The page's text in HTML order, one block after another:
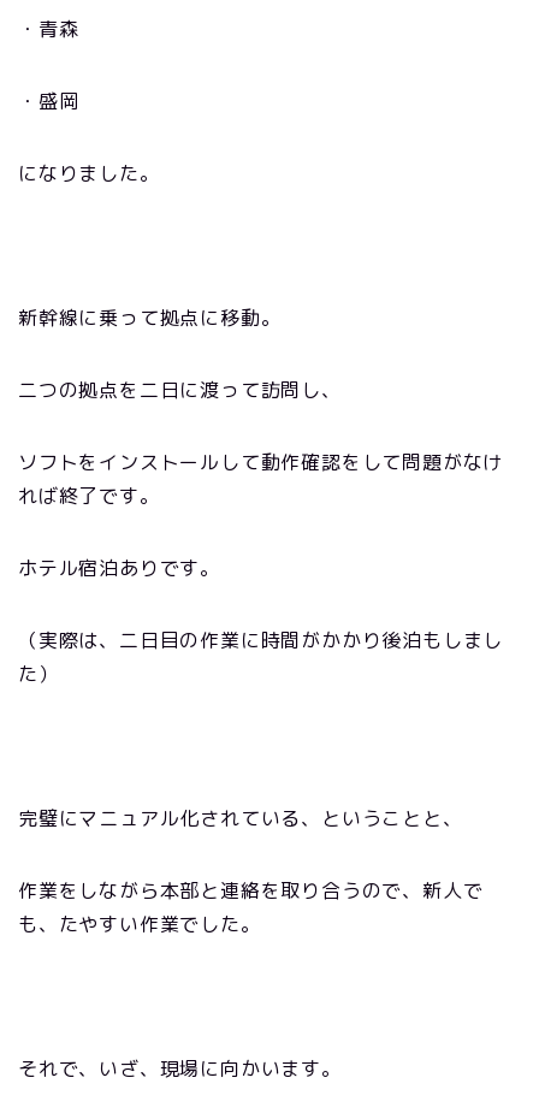
・青森
・盛岡
になりました。
新幹線に乗って拠点に移動。
二つの拠点を二日に渡って訪問し、
ソフトをインストールして動作確認をして問題がなけ
れば終了です。
ホテル宿泊ありです。
（実際は、二日目の作業に時間がかかり後泊もしまし
た）
完璧にマニュアル化されている、ということと、
作業をしながら本部と連絡を取り合うので、新人で
も、たやすい作業でした。
それで、いざ、現場に向かいます。